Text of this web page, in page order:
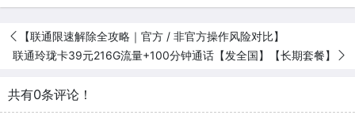
【联通限速解除全攻略｜官方 / 非官方操作风险对比】
联通玲珑卡39元216G流量+100分钟通话【发全国】【长期套餐】
共有0条评论！